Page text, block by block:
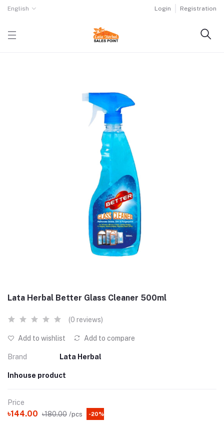
English Login Registration
Lata Herbal Better Glass Cleaner 500ml
(0 reviews)
Add to wishlist Add to compare
Brand Lata Herbal
Inhouse product
Price
৳144.00 ৳180.00 /pcs -20%